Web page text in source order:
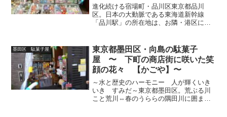
進化続ける宿場町・品川区東京都品川
区。日本の大動脈である東海道新幹線
「品川駅」の所在地は、お隣・港区にあ
花のお江戸の日本橋～京都へ続く東海道
53次の初っ端を飾り今なお往...
墨田区 駄菓子屋
東京都墨田区・向島の駄菓子
屋 〜 下町の商店街に咲いた笑
顔の花々 【かごや】〜
～水と歴史のハーモニー 人が輝くいき
いき すみだ～東京都墨田区。荒ぶる川
こと荒川⇔春のうららの隅田川に囲まれ